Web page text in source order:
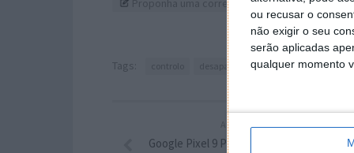
ou recusar o
não exigir o seu
serão aplicadas
qualquer momento
Proponha uma correção, faça uma sugestão
Tags: desaparecer Microsoft Painel
ARTIGO ANTERIOR
Google Pixel 9 Pro XL: Ainda agora